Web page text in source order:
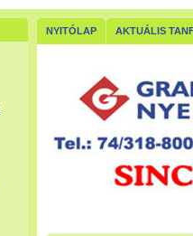
NYITÓLAP AKTUÁLIS